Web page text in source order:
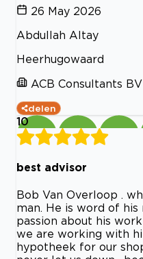
26 May 2026
Abdullah Altay
Heerhugowaard
ACB Consultants BV
delen
10
best advisor
Bob Van Overloop .
man. He is word of his
passion about his
we are working with
hypotheek for our